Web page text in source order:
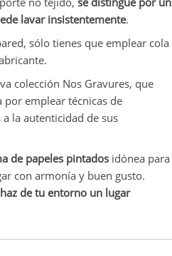
lavar insistentemente.
sólo tienes que emplear cola
colección Nos Gravures, que
por emplear técnicas de
la autenticidad de sus
de papeles pintados idónea para
con armonía y buen gusto.
haz de tu entorno un lugar